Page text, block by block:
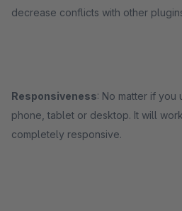
decrease conflicts with other
Responsiveness: No matter if you
phone, tablet or desktop. It will
completely responsive.